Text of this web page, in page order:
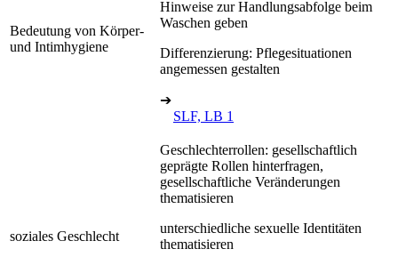
Bedeutung von Körper-
und Intimhygiene
Hinweise zur Handlungsabfolge beim
Waschen geben
Differenzierung: Pflegesituationen
angemessen gestalten
➔
SLF, LB 1
soziales Geschlecht
Geschlechterrollen: gesellschaftlich
geprägte Rollen hinterfragen,
gesellschaftliche Veränderungen
thematisieren
unterschiedliche sexuelle Identitäten
thematisieren